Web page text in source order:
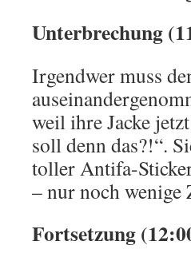
Unterbrechung
Irgendwer muss
weil ihre Jacke
soll denn das?!“.
toller Antifa-
– nur noch wenige
Fortsetzung